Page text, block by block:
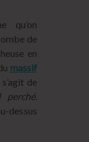
qu’on
de
en
massif
de
perché.
dessus